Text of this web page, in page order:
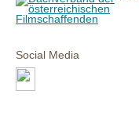
Social Media